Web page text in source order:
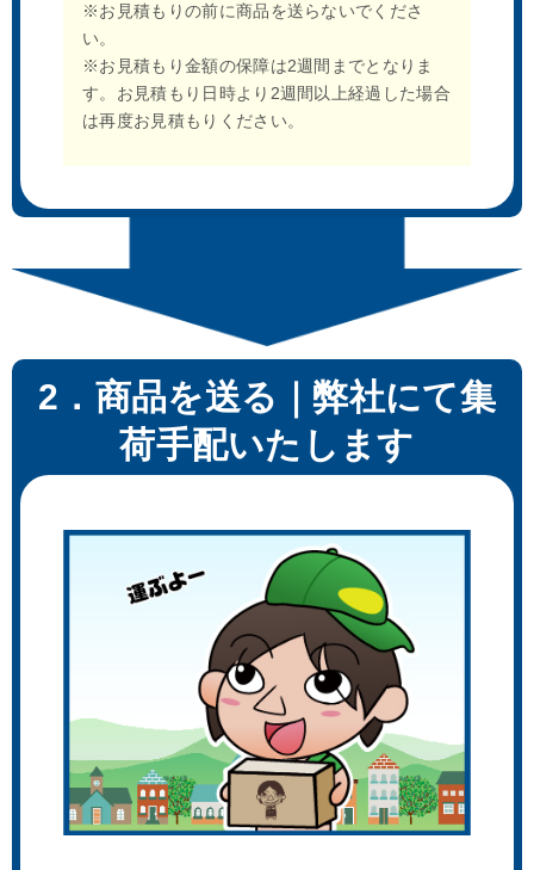
※お見積もりの前に商品を送らないでくださ
い。
※お見積もり金額の保障は2週間までとなりま
す。お見積もり日時より2週間以上経過した場合
は再度お見積もりください。
2．商品を送る｜弊社にて集
荷手配いたします